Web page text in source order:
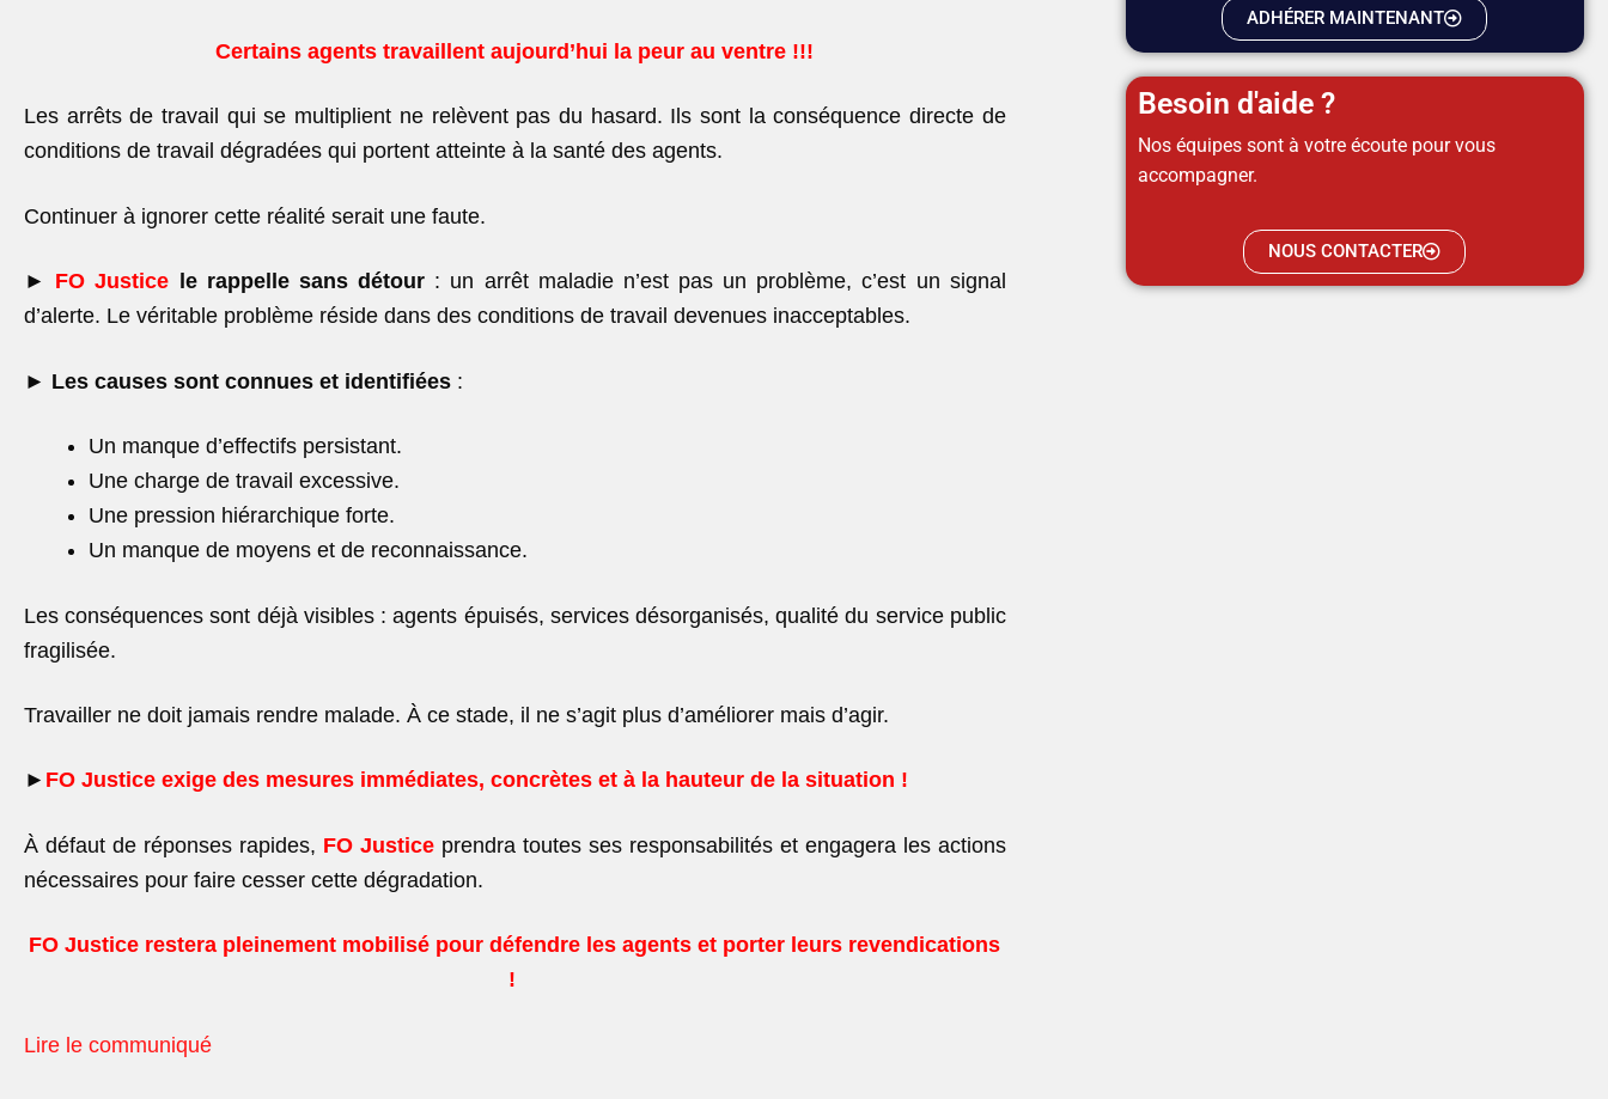
Certains agents travaillent aujourd’hui la peur au ventre !!!
Les arrêts de travail qui se multiplient ne relèvent pas du hasard. Ils sont la conséquence directe de
conditions de travail dégradées qui portent atteinte à la santé des agents.
Continuer à ignorer cette réalité serait une faute.
► FO Justice le rappelle sans détour : un arrêt maladie n’est pas un problème, c’est un signal
d’alerte. Le véritable problème réside dans des conditions de travail devenues inacceptables.
► Les causes sont connues et identifiées :
Un manque d’effectifs persistant.
Une charge de travail excessive.
Une pression hiérarchique forte.
Un manque de moyens et de reconnaissance.
Les conséquences sont déjà visibles : agents épuisés, services désorganisés, qualité du service public
fragilisée.
Travailler ne doit jamais rendre malade. À ce stade, il ne s’agit plus d’améliorer mais d’agir.
► FO Justice exige des mesures immédiates, concrètes et à la hauteur de la situation !
À défaut de réponses rapides, FO Justiceprendra toutes ses responsabilités et engagera les actions
nécessaires pour faire cesser cette dégradation.
FO Justice restera pleinement mobilisé pour défendre les agents et porter leurs revendications
!
Lire le communiqué
ADHÉRER MAINTENANT
Besoin d'aide ?
Nos équipes sont à votre écoute pour vous
accompagner.
NOUS CONTACTER